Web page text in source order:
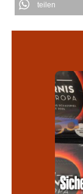
teilen